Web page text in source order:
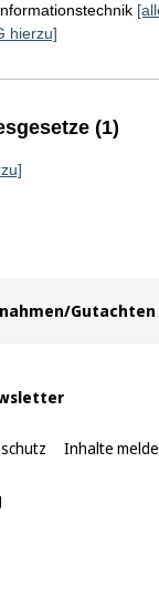
hierzu]
(1)
Gutachten
Inhalte